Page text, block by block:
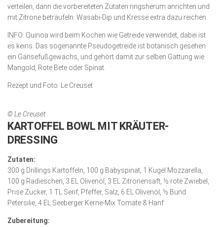
verteilen, dann die vorbereiteten Zutaten ringsherum anrichten und
mit Zitrone beträufeln. Wasabi-Dip und Kresse extra dazu reichen.
INFO: Quinoa wird beim Kochen wie Getreide verwendet, dabei ist
es keins. Das sogenannte Pseudogetreide ist botanisch gesehen
ein Gänsefußgewächs, und gehört damit zur selben Gattung wie
Mangold, Rote Bete oder Spinat.
Rezept und Foto: Le Creuset
© Le Creuset
KARTOFFEL BOWL MIT KRÄUTER-
DRESSING
Zutaten:
300 g Drillings Kartoffeln, 100 g Babyspinat, 1 Kugel Mozzarella,
100 g Radieschen, 3 EL Olivenöl, 3 EL Zitronensaft, ½ rote Zwiebel,
Prise Zucker, 1 TL Senf, Pfeffer, Salz, 6 EL Olivenöl, ½ Bund
Petersilie, 4 EL Seeberger Kerne-Mix Tomate & Hanf
Zubereitung: